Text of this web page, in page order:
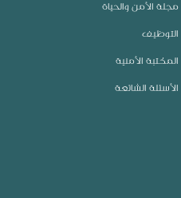
مجلة الأمن والحياة
التوظيف
المكتبة الأمنية
الأسئلة الشائعة